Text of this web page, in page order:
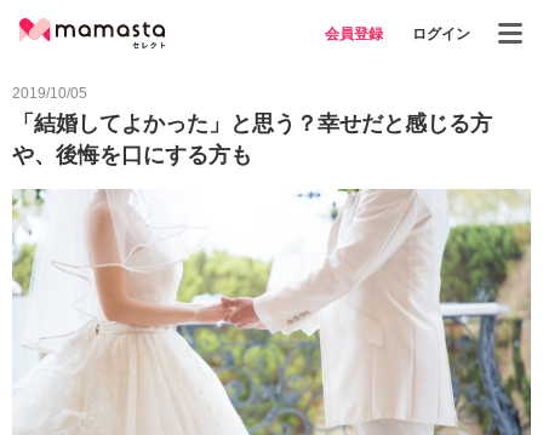
会員登録 ログイン
2019/10/05
「結婚してよかった」と思う？幸せだと感じる方
や、後悔を口にする方も